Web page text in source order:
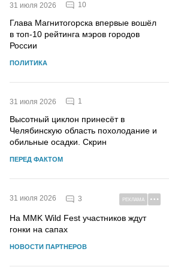
31 июля 2026 10
Глава Магнитогорска впервые вошёл
в топ-10 рейтинга мэров городов
России
ПОЛИТИКА
31 июля 2026 1
Высотный циклон принесёт в
Челябинскую область похолодание и
обильные осадки. Скрин
ПЕРЕД ФАКТОМ
31 июля 2026 3 РЕКЛАМА
На MMK Wild Fest участников ждут
гонки на сапах
НОВОСТИ ПАРТНЕРОВ